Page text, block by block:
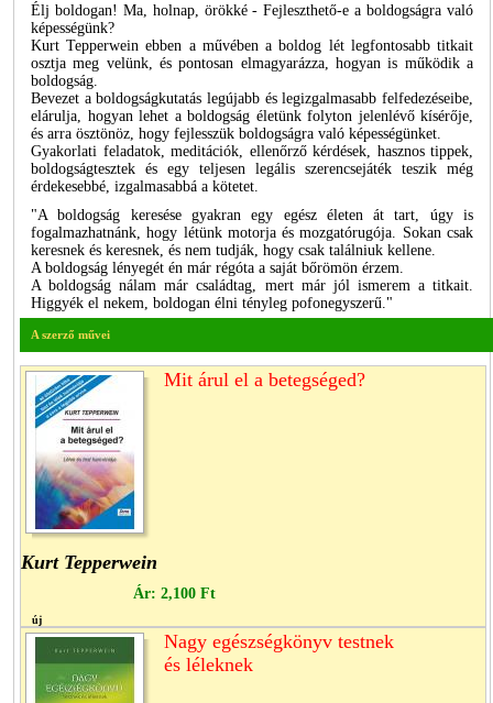
Élj boldogan! Ma, holnap, örökké - Fejleszthető-e a boldogságra való
képességünk?
Kurt Tepperwein ebben a művében a boldog lét legfontosabb titkait
osztja meg velünk, és pontosan elmagyarázza, hogyan is működik a
boldogság.
Bevezet a boldogságkutatás legújabb és legizgalmasabb felfedezéseibe,
elárulja, hogyan lehet a boldogság életünk folyton jelenlévő kísérője,
és arra ösztönöz, hogy fejlesszük boldogságra való képességünket.
Gyakorlati feladatok, meditációk, ellenőrző kérdések, hasznos tippek,
boldogságtesztek és egy teljesen legális szerencsejáték teszik még
érdekesebbé, izgalmasabbá a kötetet.
"A boldogság keresése gyakran egy egész életen át tart, úgy is
fogalmazhatnánk, hogy létünk motorja és mozgatórugója. Sokan csak
keresnek és keresnek, és nem tudják, hogy csak találniuk kellene.
A boldogság lényegét én már régóta a saját bőrömön érzem.
A boldogság nálam már családtag, mert már jól ismerem a titkait.
Higgyék el nekem, boldogan élni tényleg pofonegyszerű."
A szerző művei
Mit árul el a betegséged?
Kurt Tepperwein
Ár: 2,100 Ft
új
Nagy egészségkönyv testnek
és léleknek